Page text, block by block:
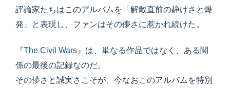
評論家たちはこのアルバムを「解散直前の静けさと爆
発」と表現し、ファンはその儚さに惹かれ続けた。
『The Civil Wars 』は、単なる作品ではなく、ある関
係の最後の記録なのだ。
その儚さと誠実さこそが、今なおこのアルバムを特別